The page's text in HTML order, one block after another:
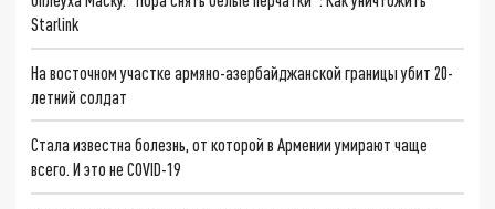
Starlink
На восточном участке армяно-азербайджанской границы убит 20-
летний солдат
Стала известна болезнь, от которой в Армении умирают чаще
всего. И это не COVID-19